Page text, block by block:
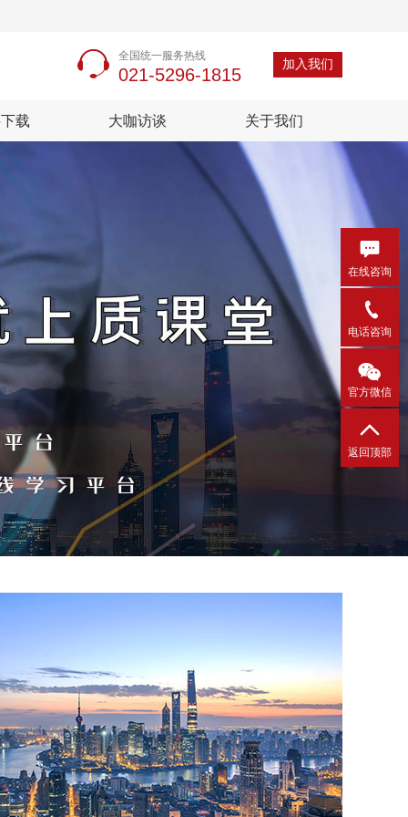
加入我们
全国统一服务热线
021-5296-1815
载 大咖访谈 关于我们

在线咨询

电话咨询

官方微信

返回顶部